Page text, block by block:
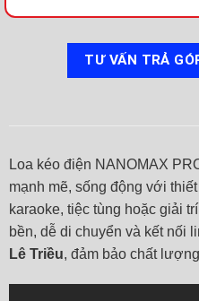
TƯ VẤN TRẢ
Loa kéo điện NANOMAX
mạnh mẽ, sống động với
karaoke, tiệc tùng hoặc giải
bền, dễ di chuyển và kết nối
Lê Triều, đảm bảo chất